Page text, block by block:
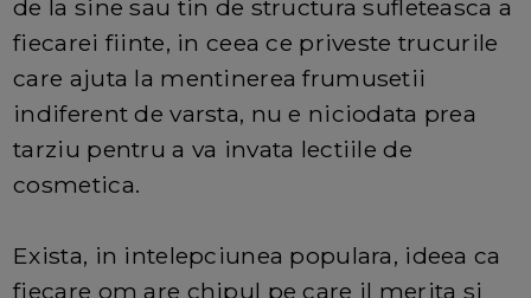
de la sine sau tin de structura sufleteasca a
fiecarei fiinte, in ceea ce priveste trucurile
care ajuta la mentinerea frumusetii
indiferent de varsta, nu e niciodata prea
tarziu pentru a va invata lectiile de
cosmetica.
Exista, in intelepciunea populara, ideea ca
fiecare om are chipul pe care il merita si